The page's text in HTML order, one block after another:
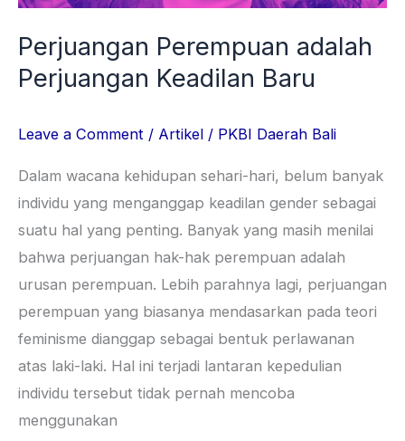
Perjuangan Perempuan adalah
Perjuangan Keadilan Baru
Leave a Comment / Artikel / PKBI Daerah Bali
Dalam wacana kehidupan sehari-hari, belum banyak
individu yang menganggap keadilan gender sebagai
suatu hal yang penting. Banyak yang masih menilai
bahwa perjuangan hak-hak perempuan adalah
urusan perempuan. Lebih parahnya lagi, perjuangan
perempuan yang biasanya mendasarkan pada teori
feminisme dianggap sebagai bentuk perlawanan
atas laki-laki. Hal ini terjadi lantaran kepedulian
individu tersebut tidak pernah mencoba
menggunakan